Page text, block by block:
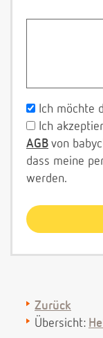
Ich möchte
Ich
AGB von
dass meine
werden.
Zurück
Übersicht: